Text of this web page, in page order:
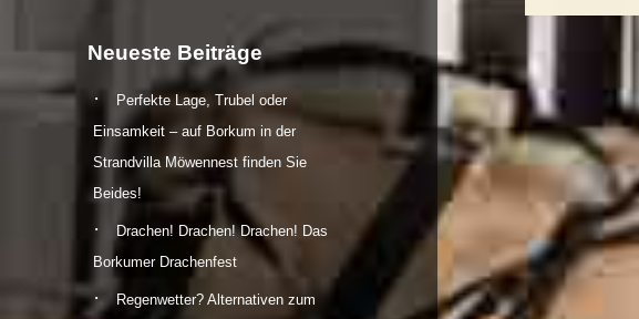
Neueste Beiträge
Perfekte Lage, Trubel oder
Einsamkeit – auf Borkum in der
Strandvilla Möwennest finden Sie
Beides!
Drachen! Drachen! Drachen! Das
Borkumer Drachenfest
Regenwetter? Alternativen zum